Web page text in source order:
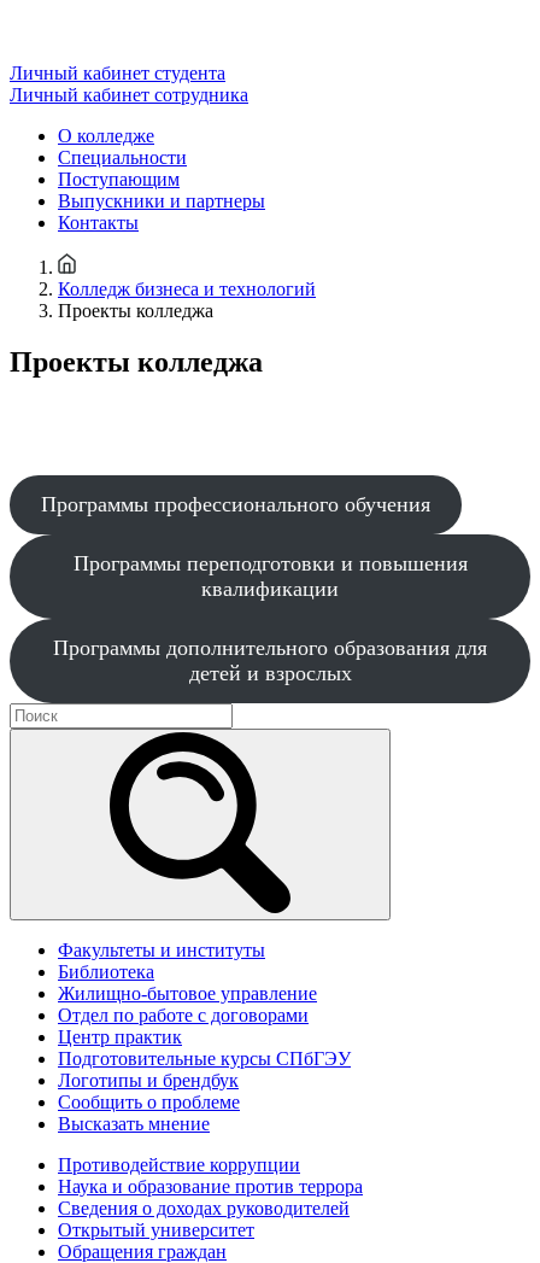
Личный кабинет студента
Личный кабинет сотрудника
О колледже
Специальности
Поступающим
Выпускники и партнеры
Контакты
Колледж бизнеса и технологий
Проекты колледжа
Проекты колледжа
Программы профессионального обучения
Программы переподготовки и повышения
квалификации
Программы дополнительного образования для
детей и взрослых
Факультеты и институты
Библиотека
Жилищно-бытовое управление
Отдел по работе с договорами
Центр практик
Подготовительные курсы СПбГЭУ
Логотипы и брендбук
Сообщить о проблеме
Высказать мнение
Противодействие коррупции
Наука и образование против террора
Сведения о доходах руководителей
Открытый университет
Обращения граждан